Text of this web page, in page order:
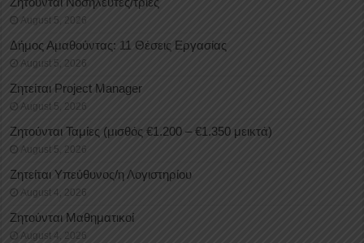
August 5, 2026
Δήμος Αμαθούντας: 11 Θέσεις Εργασίας
August 5, 2026
Ζητείται Project Manager
August 5, 2026
Ζητούνται Ταμίες (μισθός €1.200 – €1.350 μεικτά)
August 5, 2026
Ζητείται Υπεύθυνος/η Λογιστηρίου
August 4, 2026
Ζητούνται Μαθηματικοί
August 4, 2026